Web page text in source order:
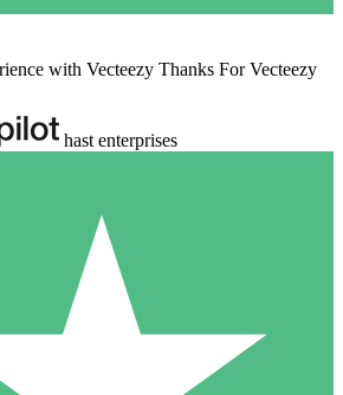
with Vecteezy Thanks For Vecteezy
hast enterprises